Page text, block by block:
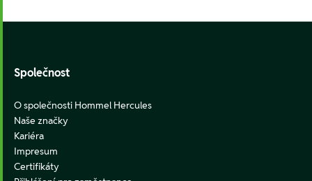
Společnost
O společnosti Hommel Hercules
Naše značky
Kariéra
Impresum
Certifikáty